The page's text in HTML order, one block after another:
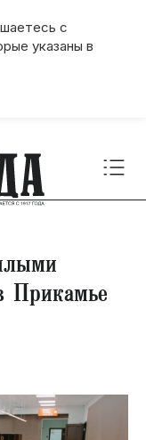
с
указаны в
Прикамье